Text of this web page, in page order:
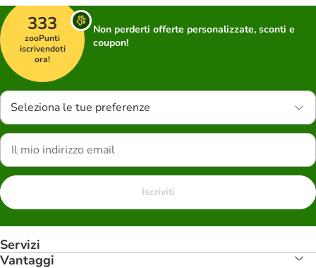
333
zooPunti
iscrivendoti
ora!
Non perderti offerte personalizzate, sconti e
coupon!
Seleziona le tue preferenze
Iscriviti
Servizi
Vantaggi